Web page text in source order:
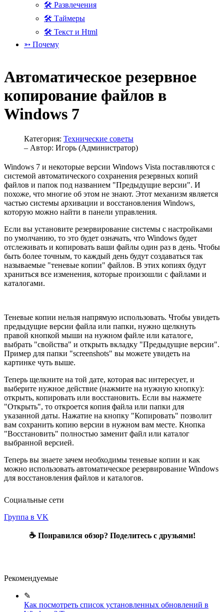
🛠 Развлечения
🛠 Таймеры
🛠 Текст и Html
➳ Почему
Автоматическое резервное
копирование файлов в
Windows 7
Категория: Технические советы
– Автор: Игорь (Администратор)
Windows 7 и некоторые версии Windows Vista поставляются с
системой автоматического сохранения резервных копий
файлов и папок под названием "Предыдущие версии". И
похоже, что многие об этом не знают. Этот механизм является
частью системы архивации и восстановления Windows,
которую можно найти в панели управления.
Если вы установите резервирование системы с настройками
по умолчанию, то это будет означать, что Windows будет
отслеживать и копировать ваши файлы один раз в день. Чтобы
быть более точным, то каждый день будут создаваться так
называемые "теневые копии" файлов. В этих копиях будут
храниться все изменения, которые произошли с файлами и
каталогами.
Теневые копии нельзя напрямую использовать. Чтобы увидеть
предыдущие версии файла или папки, нужно щелкнуть
правой кнопкой мыши на нужном файле или каталоге,
выбрать "свойства" и открыть вкладку "Предыдущие версии".
Пример для папки "screenshots" вы можете увидеть на
картинке чуть выше.
Теперь щелкните на той дате, которая вас интересует, и
выберите нужное действие (нажмите на нужную кнопку):
открыть, копировать или восстановить. Если вы нажмете
"Открыть", то откроется копия файла или папки для
указанной даты. Нажатие на кнопку "Копировать" позволит
вам сохранить копию версии в нужном вам месте. Кнопка
"Восстановить" полностью заменит файл или каталог
выбранной версией.
Теперь вы знаете зачем необходимы теневые копии и как
можно использовать автоматическое резервирование Windows
для восстановления файлов и каталогов.
Социальные сети
Группа в VK
☕ Понравился обзор? Поделитесь с друзьями!
Рекомендуемые
✎
Как посмотреть список установленных обновлений в